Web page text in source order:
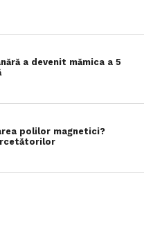
a devenit mămica a 5
polilor magnetici?